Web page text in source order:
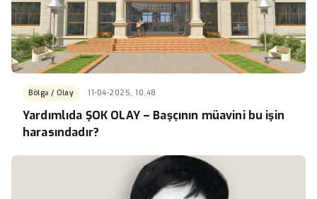
Bölgə / Olay 11-04-2025, 10:48
Yardımlıda ŞOK OLAY – Başçının müavini bu işin
harasındadır?